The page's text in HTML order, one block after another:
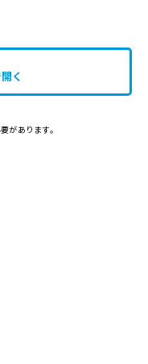
く
があります。